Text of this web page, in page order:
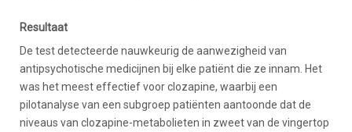
Resultaat
De test detecteerde nauwkeurig de aanwezigheid van
antipsychotische medicijnen bij elke patiënt die ze innam. Het
was het meest effectief voor clozapine, waarbij een
pilotanalyse van een subgroep patiënten aantoonde dat de
niveaus van clozapine-metabolieten in zweet van de vingertop